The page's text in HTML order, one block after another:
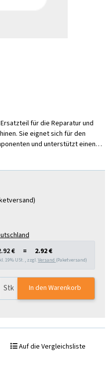
für die Reparatur und
Sie eignet sich für den
und unterstützt einen
Verpackungseinsatz.
€ = 2.92 €
19% USt. , zzgl.Versand (Paketversand)
Stk In den Warenkorb
Auf die Vergleichsliste